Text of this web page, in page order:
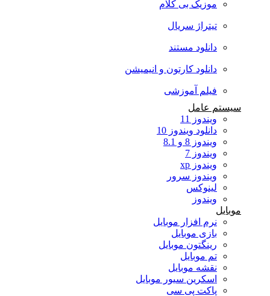
موزیک بی کلام
تیتراژ سریال
دانلود مستند
دانلود کارتون و انیمیشن
فیلم آموزشی
سیستم عامل
ویندوز 11
دانلود ویندوز 10
ویندوز 8 و 8.1
ویندوز 7
ویندوز xp
ویندوز سرور
لینوکس
ویندوز
موبایل
نرم افزار موبایل
بازی موبایل
رینگتون موبایل
تم موبایل
نقشه موبایل
اسکرین سیور موبایل
پاکت پی سی